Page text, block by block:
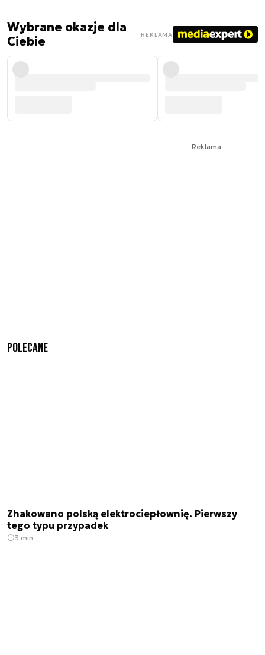
Wybrane okazje dla
Ciebie
REKLAMA
Reklama
Polecane
Zhakowano polską elektrociepłownię. Pierwszy
tego typu przypadek
3 min.